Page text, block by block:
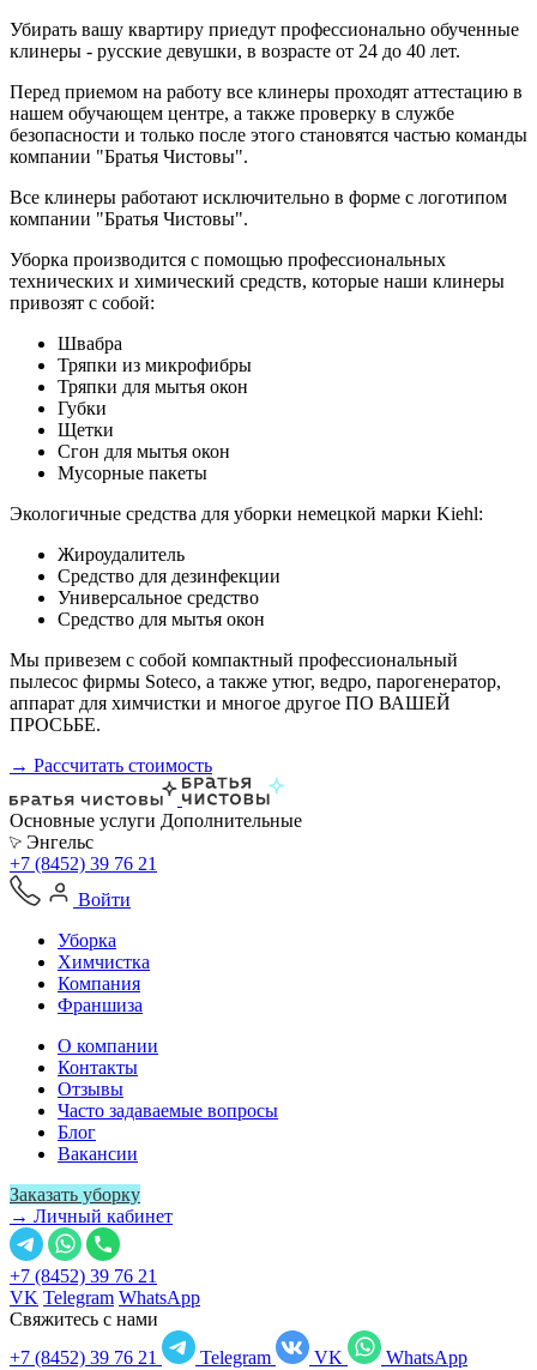
Убирать вашу квартиру приедут профессионально обученные
клинеры - русские девушки, в возрасте от 24 до 40 лет.
Перед приемом на работу все клинеры проходят аттестацию в
нашем обучающем центре, а также проверку в службе
безопасности и только после этого становятся частью команды
компании "Братья Чистовы".
Все клинеры работают исключительно в форме с логотипом
компании "Братья Чистовы".
Уборка производится с помощью профессиональных
технических и химический средств, которые наши клинеры
привозят с собой:
Швабра
Тряпки из микрофибры
Тряпки для мытья окон
Губки
Щетки
Сгон для мытья окон
Мусорные пакеты
Экологичные средства для уборки немецкой марки Kiehl:
Жироудалитель
Средство для дезинфекции
Универсальное средство
Средство для мытья окон
Мы привезем с собой компактный профессиональный
пылесос фирмы Soteco, а также утюг, ведро, парогенератор,
аппарат для химчистки и многое другое ПО ВАШЕЙ
ПРОСЬБЕ.
→ Рассчитать стоимость
Основные услуги Дополнительные
Энгельс
+7 (8452) 39 76 21
Войти
Уборка
Химчистка
Компания
Франшиза
О компании
Контакты
Отзывы
Часто задаваемые вопросы
Блог
Вакансии
Заказать уборку
→ Личный кабинет
+7 (8452) 39 76 21
VK Telegram WhatsApp
Свяжитесь с нами
+7 (8452) 39 76 21
Telegram VK
WhatsApp